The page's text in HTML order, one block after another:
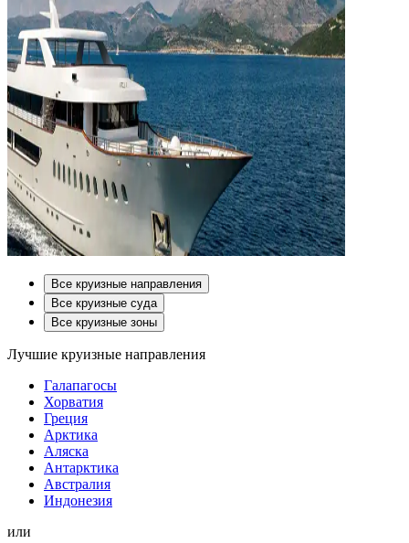
Все круизные направления
Все круизные суда
Все круизные зоны
Лучшие круизные направления
Галапагосы
Хорватия
Греция
Арктика
Аляска
Антарктика
Австралия
Индонезия
или